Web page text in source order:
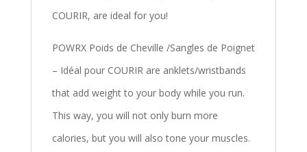
COURIR, are ideal for you!
POWRX Poids de Cheville /Sangles de Poignet
– Idéal pour COURIR are anklets/wristbands
that add weight to your body while you run.
This way, you will not only burn more
calories, but you will also tone your muscles.